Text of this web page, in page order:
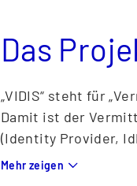
Das
„VIDIS“ steht für
Damit ist der
(Identity Provider,
Er regelt die
Mehr zeigen